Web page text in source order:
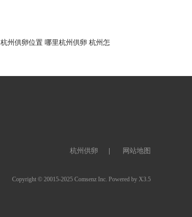
杭州供卵位置 哪里杭州供卵 杭州怎
杭州供卵 网站地图
Copyright © 20015-2025 Comsenz Inc. Powered by X3.5